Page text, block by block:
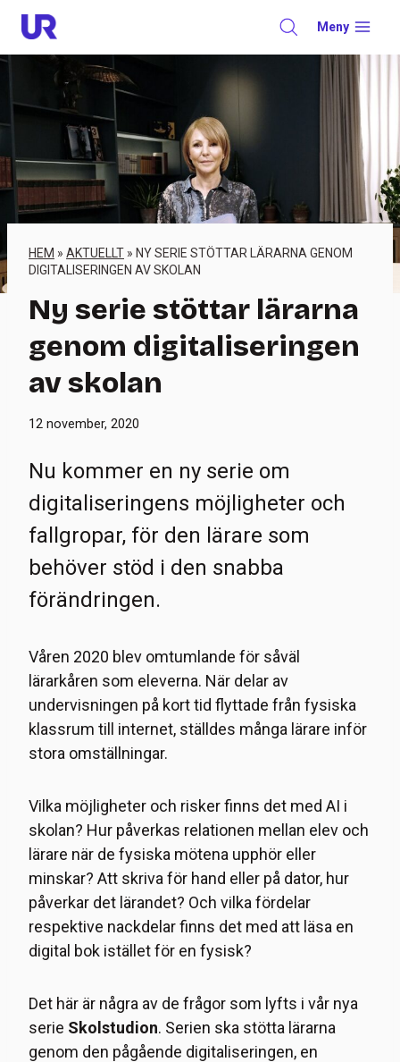
Skip
content
Meny
HEM » AKTUELLT » NY SERIE STÖTTAR LÄRARNA GENOM
DIGITALISERINGEN AV SKOLAN
Ny serie stöttar lärarna
genom digitaliseringen
av skolan
12 november, 2020
Nu kommer en ny serie om
digitaliseringens möjligheter och
fallgropar, för den lärare som
behöver stöd i den snabba
förändringen.
Våren 2020 blev omtumlande för såväl
lärarkåren som eleverna. När delar av
undervisningen på kort tid flyttade från fysiska
klassrum till internet, ställdes många lärare inför
stora omställningar.
Vilka möjligheter och risker finns det med AI i
skolan? Hur påverkas relationen mellan elev och
lärare när de fysiska mötena upphör eller
minskar? Att skriva för hand eller på dator, hur
påverkar det lärandet? Och vilka fördelar
respektive nackdelar finns det med att läsa en
digital bok istället för en fysisk?
Det här är några av de frågor som lyfts i vår nya
serie Skolstudion. Serien ska stötta lärarna
genom den pågående digitaliseringen, en